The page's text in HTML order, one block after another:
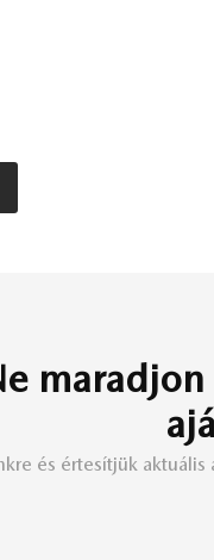
és értesítjük